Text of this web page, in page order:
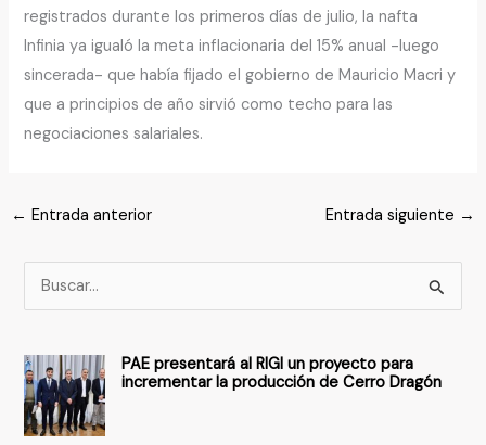
registrados durante los primeros días de julio, la nafta
Infinia ya igualó la meta inflacionaria del 15% anual -luego
sincerada- que había fijado el gobierno de Mauricio Macri y
que a principios de año sirvió como techo para las
negociaciones salariales.
← Entrada anterior Entrada siguiente →
u
c
a
r
PAE presentará al RIGI un proyecto para
incrementar la producción de Cerro Dragón